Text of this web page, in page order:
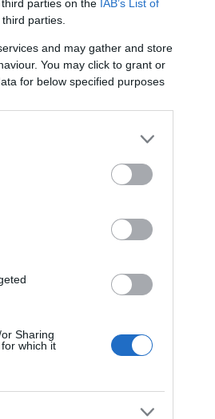
parties on the IAB’s List of
parties.
and may gather and store
You may click to grant or
for below specified purposes
Sharing
which it